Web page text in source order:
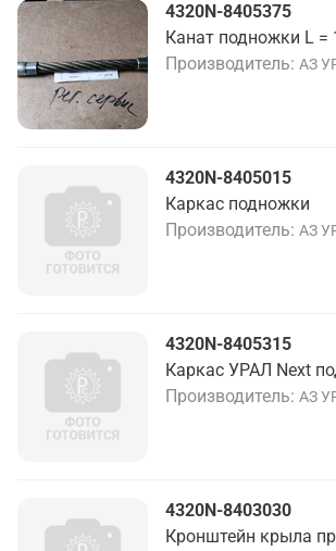
4320N-8405375
Канат подножки L =
Производитель АЗ
4320N-8405015
Каркас подножки
Производитель АЗ
4320N-8405315
Каркас УРАЛ Next
Производитель АЗ
4320N-8403030
Кронштейн крыла